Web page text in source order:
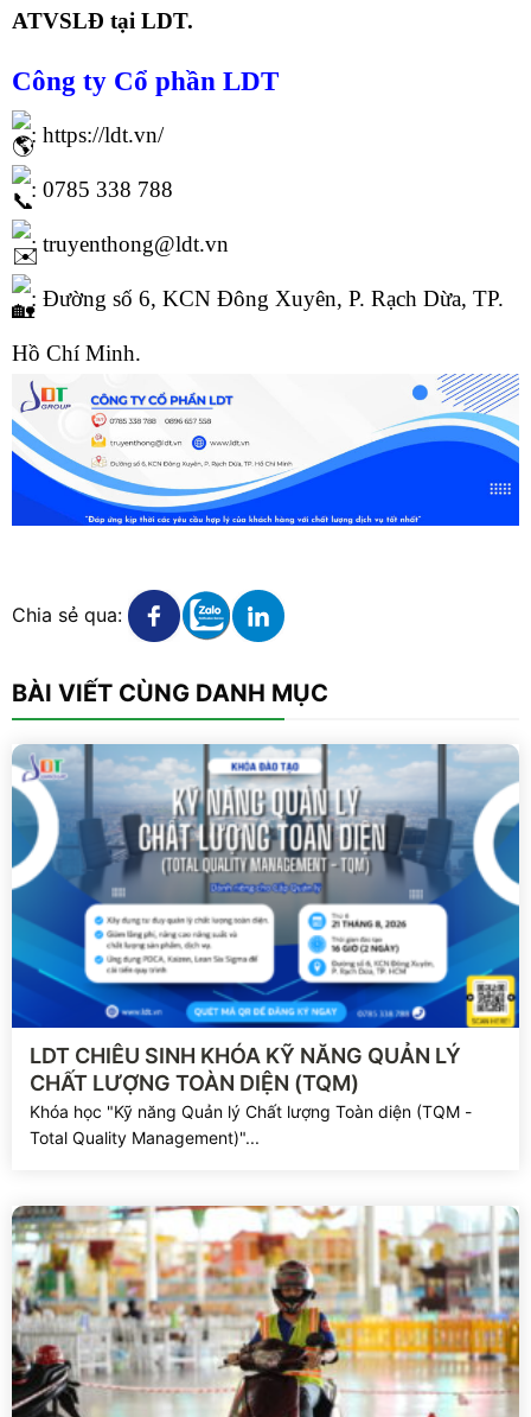
ATVSLĐ tại LDT.
Công ty Cổ phần LDT
: https://ldt.vn/
: 0785 338 788
: truyenthong@ldt.vn
: Đường số 6, KCN Đông Xuyên, P. Rạch Dừa, TP.
Hồ Chí Minh.
Chia sẻ qua: Xem chi tiết
Xem chi tiếtXem chi tiết
BÀI VIẾT CÙNG DANH MỤC
Xem chi tiết
LDT CHIÊU SINH KHÓA KỸ NĂNG QUẢN LÝ
CHẤT LƯỢNG TOÀN DIỆN (TQM)
Khóa học "Kỹ năng Quản lý Chất lượng Toàn diện (TQM -
Total Quality Management)"...